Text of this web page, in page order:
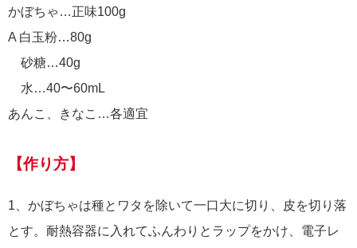
かぼちゃ…正味100g
A 白玉粉…80g
砂糖…40g
水…40〜60mL
あんこ、きなこ…各適宜
【作り方】
1、かぼちゃは種とワタを除いて一口大に切り、皮を切り落
とす。耐熱容器に入れてふんわりとラップをかけ、電子レ